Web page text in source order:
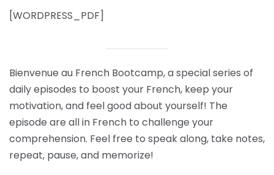
[WORDPRESS_PDF]
Bienvenue au French Bootcamp, a special series of
daily episodes to boost your French, keep your
motivation, and feel good about yourself! The
episode are all in French to challenge your
comprehension. Feel free to speak along, take notes,
repeat, pause, and memorize!